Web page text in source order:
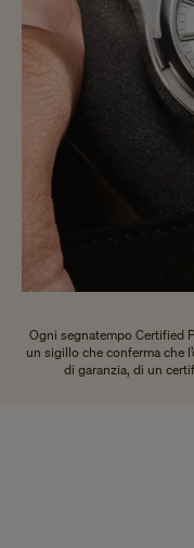
Ogni segnatempo Certified
un sigillo che conferma che
di garanzia, di un